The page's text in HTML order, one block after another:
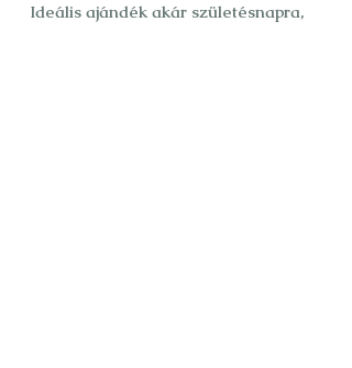
Ideális ajándék akár születésnapra,